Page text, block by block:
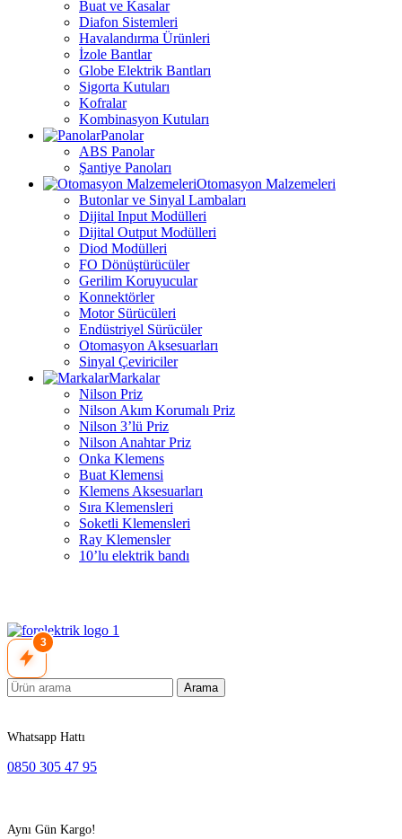
Buat ve Kasalar
Diafon Sistemleri
Havalandırma Ürünleri
İzole Bantlar
Globe Elektrik Bantları
Sigorta Kutuları
Kofralar
Kombinasyon Kutuları
Panolar
ABS Panolar
Şantiye Panoları
Otomasyon Malzemeleri
Butonlar ve Sinyal Lambaları
Dijital Input Modülleri
Dijital Output Modülleri
Diod Modülleri
FO Dönüştürücüler
Gerilim Koruyucular
Konnektörler
Motor Sürücüleri
Endüstriyel Sürücüler
Otomasyon Aksesuarları
Sinyal Çeviriciler
Markalar
Nilson Priz
Nilson Akım Korumalı Priz
Nilson 3’lü Priz
Nilson Anahtar Priz
Onka Klemens
Buat Klemensi
Klemens Aksesuarları
Sıra Klemensleri
Soketli Klemensleri
Ray Klemensler
10’lu elektrik bandı
3
Arama
Whatsapp Hattı
0850 305 47 95
Aynı Gün Kargo!